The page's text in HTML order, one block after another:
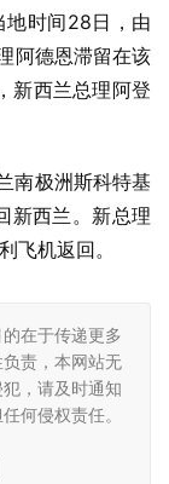
地时间28日，由
阿德恩滞留在该
新西兰总理阿登
南极洲斯科特基
新西兰。新总理
飞机返回。
在于传递更多
责，本网站无
，请及时通知
何侵权责任。